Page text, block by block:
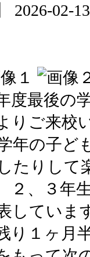
2026-02-
度最後の
りご来校
年の子ど
たりして
２、３年
してい
り１ヶ月